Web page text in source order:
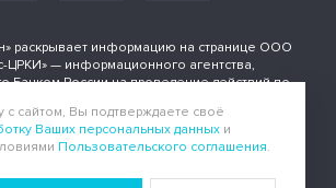
раскрывает информацию на странице ООО
ЦРКИ» — информационного агентства,
Банком России на проведение действий по
инструментах.
доступна по адресу
с сайтом, Вы подтверждаете своё
Ваших персональных данных и
Пользовательского соглашения.